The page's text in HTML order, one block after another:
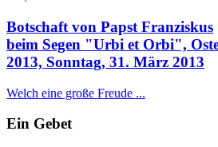
Botschaft von Papst Franziskus
beim Segen "Urbi et Orbi",
2013, Sonntag, 31. März 2013
Welch eine große Freude ...
Ein Gebet